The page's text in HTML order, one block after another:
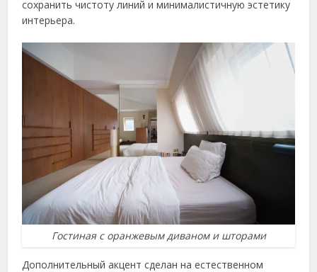
сохранить чистоту линий и минималистичную эстетику
интерьера.
Гостиная с оранжевым диваном и шторами
Дополнительный акцент сделан на естественном